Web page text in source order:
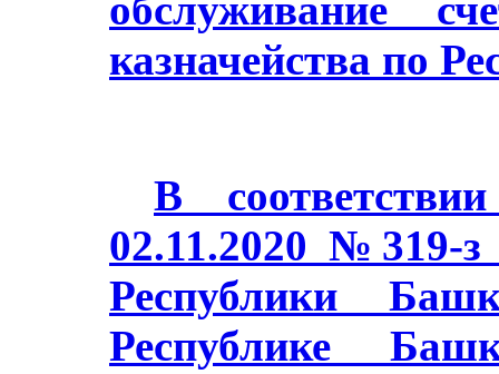
казначейства по
В
02.11.2020 №319-
Республики
Республике